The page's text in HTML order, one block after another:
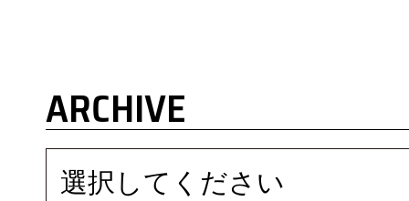
ARCHIVE
選択してください